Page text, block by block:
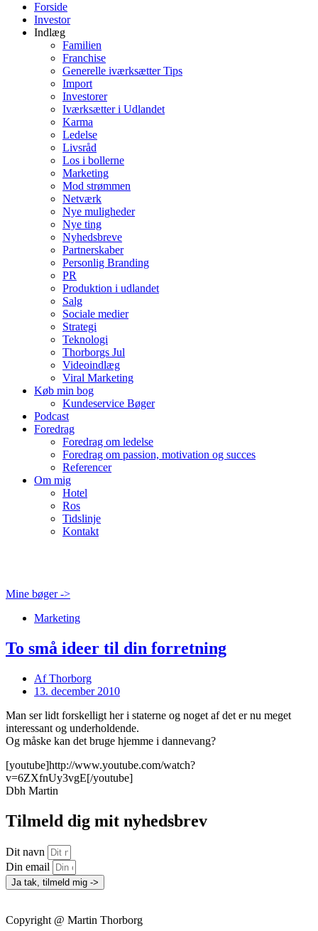
Forside
Investor
Indlæg
Familien
Franchise
Generelle iværksætter Tips
Import
Investorer
Iværksætter i Udlandet
Karma
Ledelse
Livsråd
Los i bollerne
Marketing
Mod strømmen
Netværk
Nye muligheder
Nye ting
Nyhedsbreve
Partnerskaber
Personlig Branding
PR
Produktion i udlandet
Salg
Sociale medier
Strategi
Teknologi
Thorborgs Jul
Videoindlæg
Viral Marketing
Køb min bog
Kundeservice Bøger
Podcast
Foredrag
Foredrag om ledelse
Foredrag om passion, motivation og succes
Referencer
Om mig
Hotel
Ros
Tidslinje
Kontakt
Mine bøger ->
Marketing
To små ideer til din forretning
AfThorborg
13. december 2010
Man ser lidt forskelligt her i staterne og noget af det er nu meget
interessant og underholdende.
Og måske kan det bruge hjemme i dannevang?
[youtube]http://www.youtube.com/watch?
v=6ZXfnUy3vgE[/youtube]
Dbh Martin
Tilmeld dig mit nyhedsbrev
Dit navn
Din email
Ja tak, tilmeld mig ->
Copyright @ Martin Thorborg